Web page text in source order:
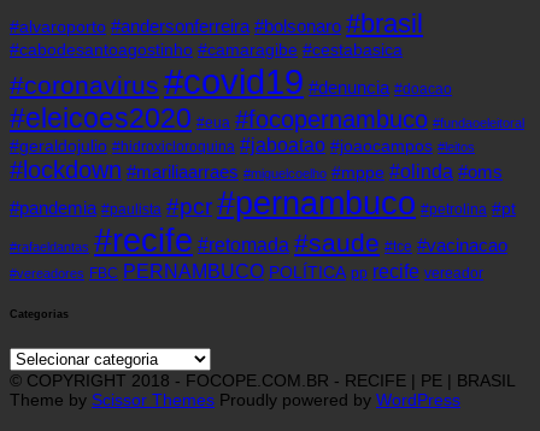
#alvaroporto #andersonferreira #bolsonaro #brasil
#cabodesantoagostinho #camaragibe #cestabasica
#coronavirus #covid19 #denuncia #doacao
#eleicoes2020 #eua #focopernambuco #fundaoeleitoral
#geraldojulio #hidroxicloroquina #jaboatao #joaocampos #leitos
#lockdown #mariliaarraes #miguelcoelho #mppe #olinda #oms
#pandemia #paulista #pcr#pernambuco #petrolina #pt
#rafaeldantas #recife #retomada #saude #tce #vacinacao
#vereadores FBC PERNAMBUCO POLÍTICA pp recife vereador
Categorias
Categorias
© COPYRIGHT 2018 - FOCOPE.COM.BR - RECIFE | PE | BRASIL
Theme by Scissor Themes Proudly powered by WordPress